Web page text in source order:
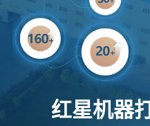
红星机器